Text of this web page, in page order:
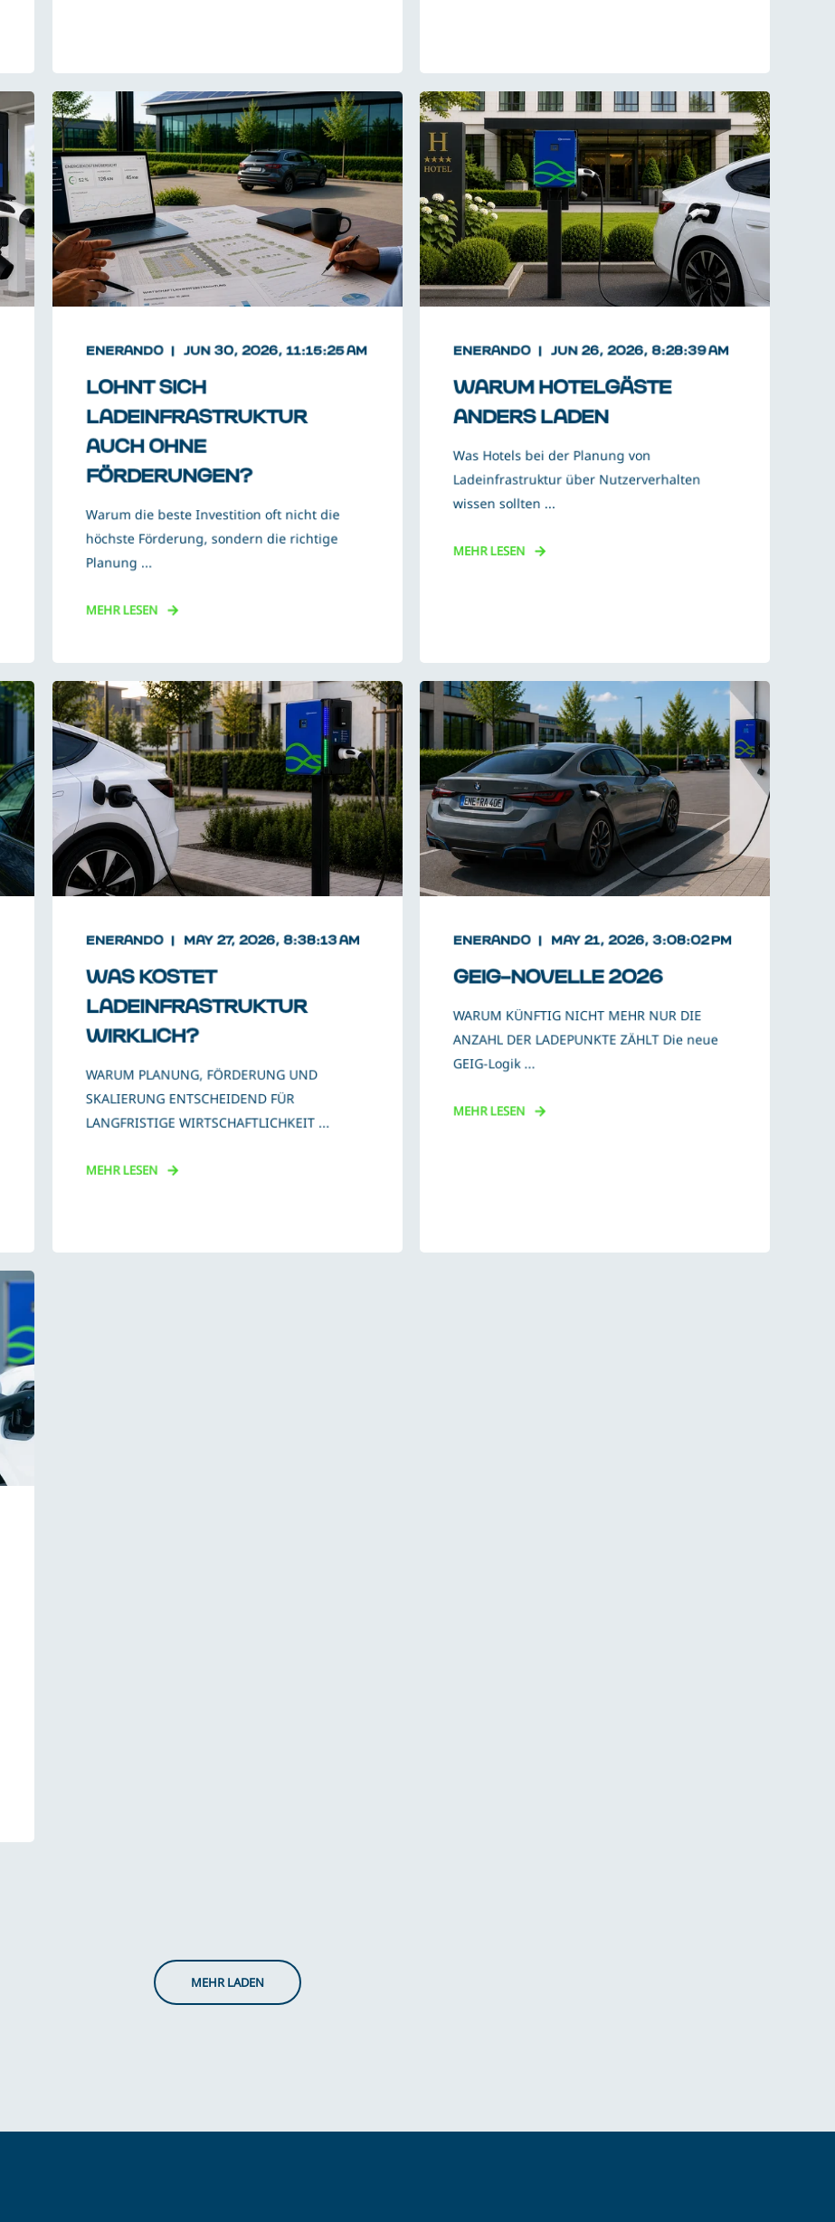
ENERANDO JUN 30, 2026, 11:15:25 AM
LOHNT SICH
LADEINFRASTRUKTUR
AUCH OHNE
FÖRDERUNGEN?
Warum die beste Investition oft nicht die
höchste Förderung, sondern die richtige
Planung ...
MEHR LESEN
ENERANDO JUN 26, 2026, 8:28:39 AM
WARUM HOTELGÄSTE
ANDERS LADEN
Was Hotels bei der Planung von
Ladeinfrastruktur über Nutzerverhalten
wissen sollten ...
MEHR LESEN
ENERANDO MAY 27, 2026, 8:38:13 AM
WAS KOSTET
LADEINFRASTRUKTUR
WIRKLICH?
WARUM PLANUNG, FÖRDERUNG UND
SKALIERUNG ENTSCHEIDEND FÜR
LANGFRISTIGE WIRTSCHAFTLICHKEIT ...
MEHR LESEN
ENERANDO MAY 21, 2026, 3:08:02 PM
GEIG-NOVELLE 2026
WARUM KÜNFTIG NICHT MEHR NUR DIE
ANZAHL DER LADEPUNKTE ZÄHLT Die neue
GEIG-Logik ...
MEHR LESEN
MEHR LADEN